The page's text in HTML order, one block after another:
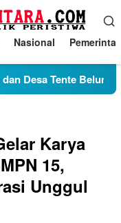
Nasional
Tente Belum
Karya
15,
Unggul